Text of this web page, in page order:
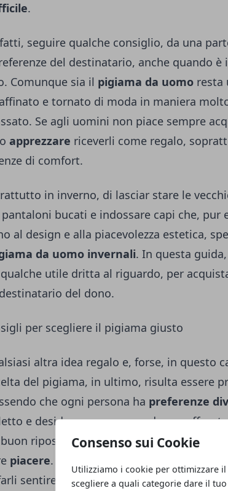
Consenso sui Cookie
Utilizziamo i cookie per ottimizzare
scegliere a quali categorie dare il
.
seguire qualche consiglio, da una
del destinatario, anche quando è
Comunque sia il pigiama da uomo resta
e tornato di moda in maniera
Se agli uomini non piace sempre
apprezzare riceverli come regalo,
di comfort.
in inverno, di lasciar stare le
bucati e indossare capi che, pur
al design e alla piacevolezza estetica,
da uomo invernali. In questa
utile dritta al riguardo, per
del dono.
per scegliere il pigiama giusto
altra idea regalo e, forse, in questo
del pigiama, in ultimo, risulta essere
che ogni persona ha preferenze
e desidera essere comodo per
riposo. Agli uomini, poi, l’idea di
piacere. Per questo, bisogna optare per
sentire liberi dagli indumenti.